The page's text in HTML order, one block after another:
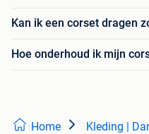
Kan ik een corset dragen
Hoe onderhoud ik mijn
Home Kleding |